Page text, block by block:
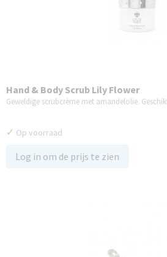
Hand & Body Scrub Lily Flower
Geweldige scrubcrème met amandelolie.
✓ Op voorraad
Log in om de prijs te zien